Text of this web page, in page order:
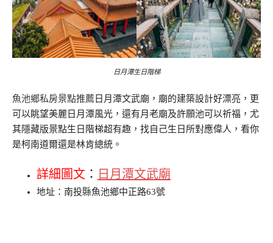
日月潭生日階梯
魚池鄉私房景點推薦 日月潭文武廟，廟的建築設計好漂亮，更
可以眺望美麗日月潭風光，還有月老廟及許願池可以祈福，尤
其隱藏版景點生日階梯超有趣，找自己生日所對應偉人，看你
是柯南道爾還是林肯總統。
詳細圖文 ： 日月潭文武廟
地址：南投縣魚池鄉中正路63號